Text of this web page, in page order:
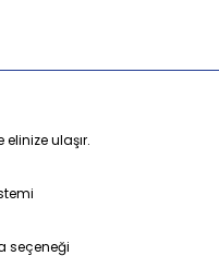
ulaşır.
seçeneği